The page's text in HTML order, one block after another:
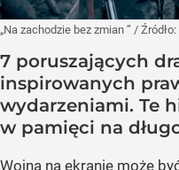
„Na zachodzie bez zmian ” / Źródło:
7 poruszających
inspirowanych
wydarzeniami. Te
w pamięci na
Wojna na ekranie może